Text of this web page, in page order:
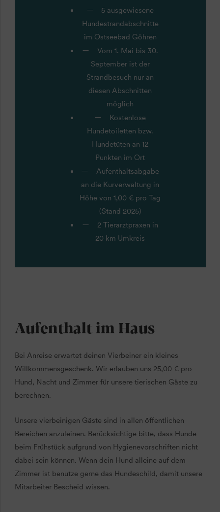
5 ausgewiesene
Hundestrandabschnitte
im Ostseebad Göhren
Vom 1. Mai bis 30.
September ist der
Strandbesuch nur an
diesen Abschnitten
möglich
Kostenlose
Hundetoiletten bzw.
Hundetüten an 12
Punkten im Ort
Aufenthaltsabgabe
an die Kurverwaltung in
Höhe von 1,00 € pro Tag
(Stand 2025)
2 Tierarztpraxen in
20 km Umkreis
Aufenthalt im Haus
Bei Anreise erwartet deinen Vierbeiner ein kleines
Willkommensgeschenk. Wir erlauben uns 25,00 € pro
Hund, Nacht und Zimmer für unsere tierischen Gäste zu
berechnen.
Unsere vierbeinigen Gäste sind in allen öffentlichen
Bereichen anzuleinen. Berücksichtige bitte, dass Hunde
beim Frühstück aufgrund von Hygienevorschriften nicht
dabei sein können. Wenn dein Hund alleine auf dem
Zimmer ist benutze gerne das Hundeschild, damit unsere
Mitarbeiter Bescheid wissen.